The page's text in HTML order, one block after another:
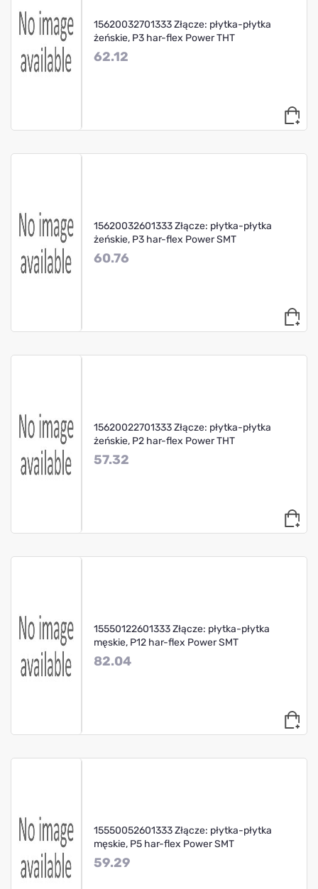
15620032701333 Złącze: płytka-płytka
żeńskie, P3 har-flex Power THT
62.12
15620032601333 Złącze: płytka-płytka
żeńskie, P3 har-flex Power SMT
60.76
15620022701333 Złącze: płytka-płytka
żeńskie, P2 har-flex Power THT
57.32
15550122601333 Złącze: płytka-płytka
męskie, P12 har-flex Power SMT
82.04
15550052601333 Złącze: płytka-płytka
męskie, P5 har-flex Power SMT
59.29